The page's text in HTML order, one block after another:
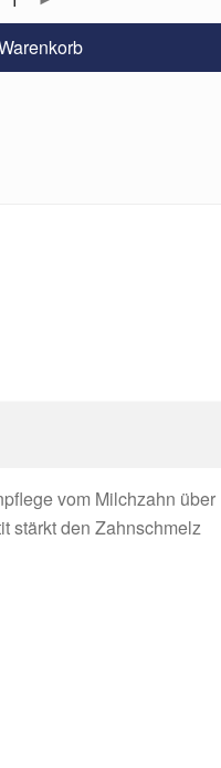
vom Milchzahn über
stärkt den Zahnschmelz